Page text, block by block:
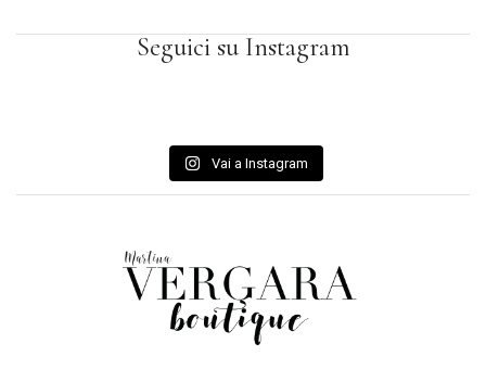
Seguici su Instagram
Vai a Instagram